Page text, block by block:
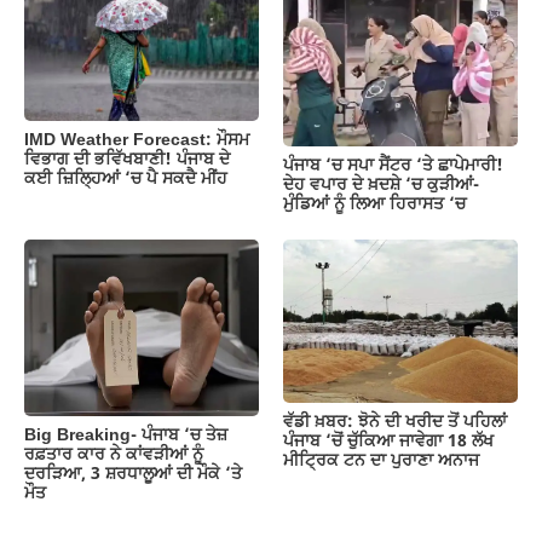
IMD Weather Forecast: ਮੌਸਮ
ਵਿਭਾਗ ਦੀ ਭਵਿੱਖਬਾਣੀ! ਪੰਜਾਬ ਦੇ
ਕਈ ਜ਼ਿਲ੍ਹਿਆਂ ‘ਚ ਪੈ ਸਕਦੈ ਮੀਂਹ
ਪੰਜਾਬ ‘ਚ ਸਪਾ ਸੈਂਟਰ ‘ਤੇ ਛਾਪੇਮਾਰੀ!
ਦੇਹ ਵਪਾਰ ਦੇ ਖ਼ਦਸ਼ੇ ‘ਚ ਕੁੜੀਆਂ-
ਮੁੰਡਿਆਂ ਨੂੰ ਲਿਆ ਹਿਰਾਸਤ ‘ਚ
Big Breaking- ਪੰਜਾਬ ‘ਚ ਤੇਜ਼
ਰਫ਼ਤਾਰ ਕਾਰ ਨੇ ਕਾਂਵੜੀਆਂ ਨੂੰ
ਦਰੜਿਆ, 3 ਸ਼ਰਧਾਲੂਆਂ ਦੀ ਮੌਕੇ ‘ਤੇ
ਮੌਤ
ਵੱਡੀ ਖ਼ਬਰ: ਝੋਨੇ ਦੀ ਖਰੀਦ ਤੋਂ ਪਹਿਲਾਂ
ਪੰਜਾਬ ‘ਚੋਂ ਚੁੱਕਿਆ ਜਾਵੇਗਾ 18 ਲੱਖ
ਮੀਟ੍ਰਿਕ ਟਨ ਦਾ ਪੁਰਾਣਾ ਅਨਾਜ